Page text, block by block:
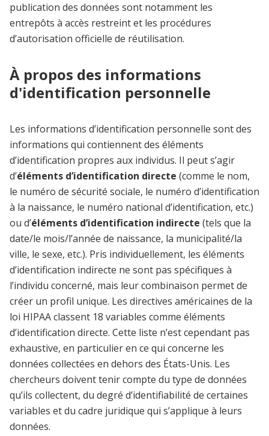
publication des données sont notamment les
entrepôts à accès restreint et les procédures
d’autorisation officielle de réutilisation.
À propos des informations
d'identification personnelle
Les informations d’identification personnelle sont des
informations qui contiennent des éléments
d’identification propres aux individus. Il peut s’agir
d’éléments d’identification directe (comme le nom,
le numéro de sécurité sociale, le numéro d’identification
à la naissance, le numéro national d’identification, etc.)
ou d’éléments d’identification indirecte (tels que la
date/le mois/l’année de naissance, la municipalité/la
ville, le sexe, etc.). Pris individuellement, les éléments
d’identification indirecte ne sont pas spécifiques à
l’individu concerné, mais leur combinaison permet de
créer un profil unique. Les directives américaines de la
loi HIPAA classent 18 variables comme éléments
d’identification directe. Cette liste n’est cependant pas
exhaustive, en particulier en ce qui concerne les
données collectées en dehors des États-Unis. Les
chercheurs doivent tenir compte du type de données
qu’ils collectent, du degré d’identifiabilité de certaines
variables et du cadre juridique qui s’applique à leurs
données.